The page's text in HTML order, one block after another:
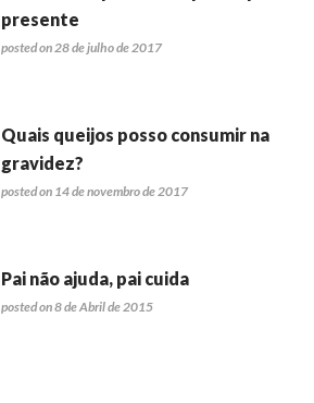
presente
posted on 28 de julho de 2017
Quais queijos posso consumir na
gravidez?
posted on 14 de novembro de 2017
Pai não ajuda, pai cuida
posted on 8 de Abril de 2015